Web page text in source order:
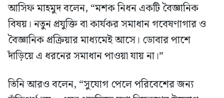
আসিফ মাহমুদ বলেন, “মশক নিধন একটি বৈজ্ঞানিক
বিষয়। নতুন প্রযুক্তি বা কার্যকর সমাধান গবেষণাগার ও
বৈজ্ঞানিক প্রক্রিয়ার মাধ্যমেই আসে। ডোবার পাশে
দাঁড়িয়ে এ ধরনের সমাধান পাওয়া যায় না।”
তিনি আরও বলেন, “সুযোগ পেলে পরিবেশের জন্য